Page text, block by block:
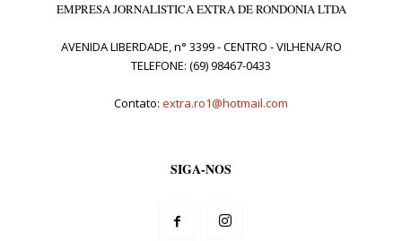
EMPRESA JORNALISTICA EXTRA DE RONDONIA LTDA
AVENIDA LIBERDADE, n° 3399 - CENTRO - VILHENA/RO
TELEFONE: (69) 98467-0433
Contato: extra.ro1@hotmail.com
SIGA-NOS